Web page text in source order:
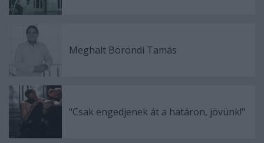
Meghalt Böröndi Tamás
"Csak engedjenek át a határon, jövünk!"